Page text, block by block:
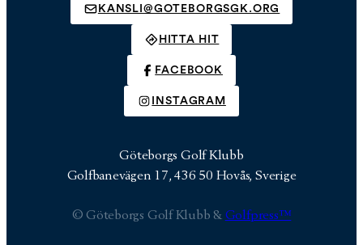
KANSLI@GOTEBORGSGK.ORG
HITTA HIT
FACEBOOK
INSTAGRAM
Göteborgs Golf Klubb
Golfbanevägen 17, 436 50 Hovås, Sverige
© Göteborgs Golf Klubb & Golfpress™